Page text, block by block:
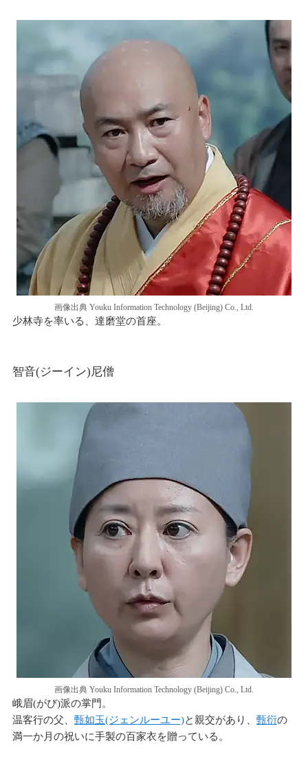
画像出典 Youku Information Technology (Beijing) Co., Ltd.
少林寺を率いる、達磨堂の首座。
智音(ジーイン)尼僧
画像出典 Youku Information Technology (Beijing) Co., Ltd.
峨眉(がび)派の掌門。
温客行の父、 甄如玉(ジェンルーユー)と親交があり、 甄衍の
満一か月の祝いに手製の百家衣を贈っている。